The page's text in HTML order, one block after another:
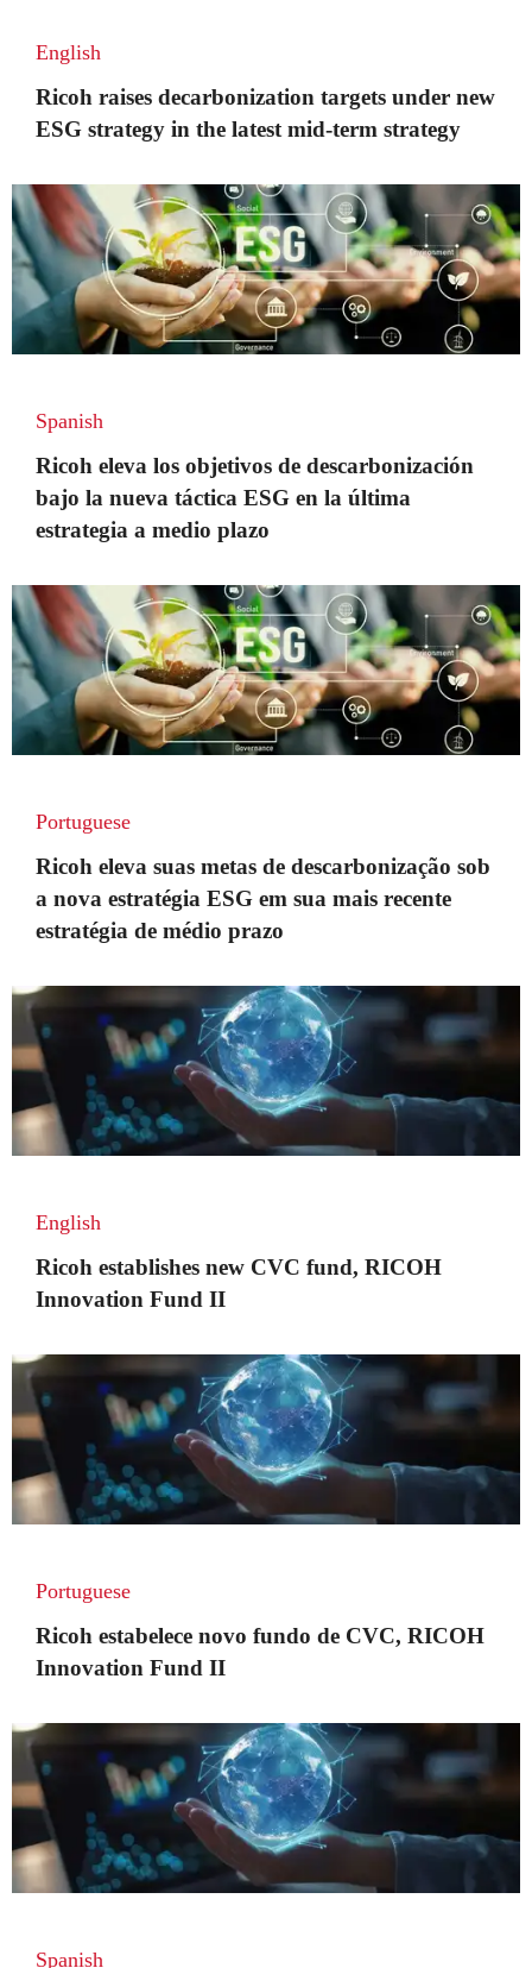
English
Ricoh raises decarbonization targets under new
ESG strategy in the latest mid-term strategy
Spanish
Ricoh eleva los objetivos de descarbonización
bajo la nueva táctica ESG en la última
estrategia a medio plazo
Portuguese
Ricoh eleva suas metas de descarbonização sob
a nova estratégia ESG em sua mais recente
estratégia de médio prazo
English
Ricoh establishes new CVC fund, RICOH
Innovation Fund II
Portuguese
Ricoh estabelece novo fundo de CVC, RICOH
Innovation Fund II
Spanish